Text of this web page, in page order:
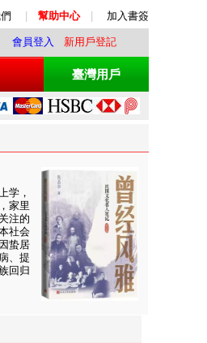
幫助中心 加入書簽
會員登入 新用戶登記
臺灣用戶
学，
家里
注的
社会
蛰居
、提
回归